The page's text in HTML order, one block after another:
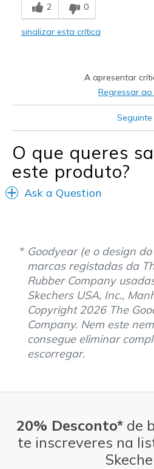
Comfortable
Melhores utilizações
Casual Wear
Sizing
Feels true to
View On Shoes
Shoes are for
2 0
sinalizar esta crítica
A apresentar
Regressar
Seguinte
O que queres
este produto?
Ask a Question
Goodyear (e o design
marcas registadas da
Rubber Company
Skechers USA, Inc.,
Copyright 2026 The
Company. Nem este
consegue eliminar
escorregar.
20% Desconto*de
te inscreveres na